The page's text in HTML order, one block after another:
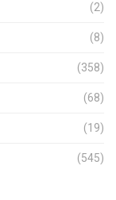
(2)
(8)
(358)
(68)
(19)
(545)